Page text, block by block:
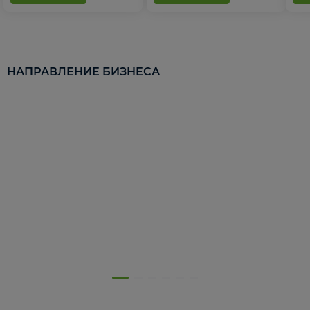
НАПРАВЛЕНИЕ БИЗНЕСА